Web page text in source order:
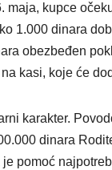
maja, kupce
1.000 dinara
obezbeđen
kasi, koje će
karakter.
dinara
pomoć